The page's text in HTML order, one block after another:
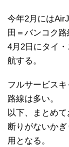
今年2月には
田＝バンコク路
4月2日にタイ
航する。
フルサービス
路線は多い。
以下、まとめて
断りがないか
用となる。